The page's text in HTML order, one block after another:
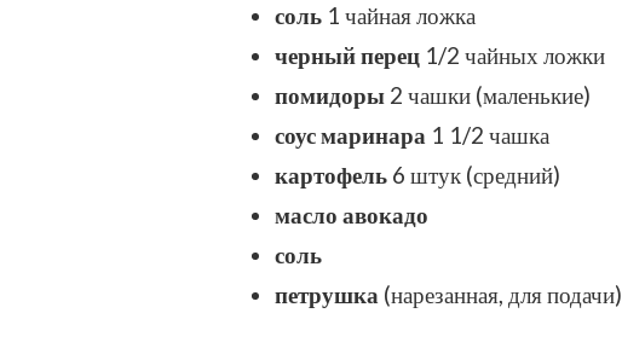
соль 1 чайная ложка
черный перец 1/2 чайных ложки
помидоры 2 чашки (маленькие)
соус маринара 1 1/2 чашка
картофель 6 штук (средний)
масло авокадо
соль
петрушка (нарезанная, для подачи)